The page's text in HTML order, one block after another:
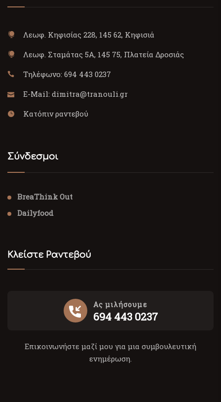
Λεωφ. Κηφισίας 228, 145 62, Κηφισιά
Λεωφ. Σταμάτας 5Α, 145 75, Πλατεία Δροσιάς
Τηλέφωνο: 694 443 0237
E-Mail: dimitra@tranouli.gr
Κατόπιν ραντεβού
Σύνδεσμοι
BreaThink Out
Dailyfood
Κλείστε Ραντεβού
Ας μιλήσουμε
694 443 0237
Επικοινωνήστε μαζί μου για μια συμβουλευτική
ενημέρωση.